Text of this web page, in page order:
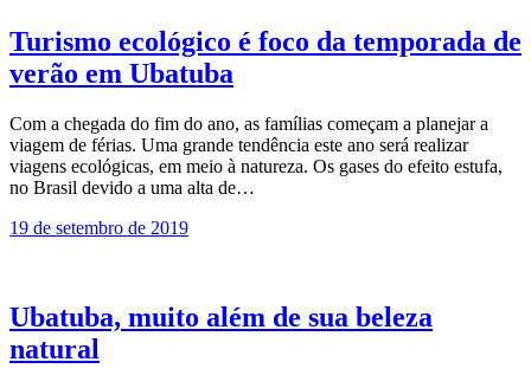
Turismo ecológico é foco da temporada de
verão em Ubatuba
Com a chegada do fim do ano, as famílias começam a planejar a
viagem de férias. Uma grande tendência este ano será realizar
viagens ecológicas, em meio à natureza. Os gases do efeito estufa,
no Brasil devido a uma alta de…
19 de setembro de 2019
Ubatuba, muito além de sua beleza
natural